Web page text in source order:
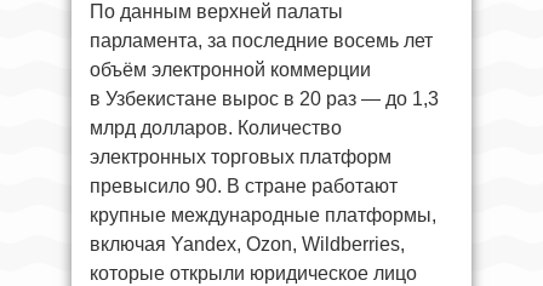
По данным верхней палаты
парламента, за последние восемь лет
объём электронной коммерции
в Узбекистане вырос в 20 раз — до 1,3
млрд долларов. Количество
электронных торговых платформ
превысило 90. В стране работают
крупные международные платформы,
включая Yandex, Ozon, Wildberries,
которые открыли юридическое лицо